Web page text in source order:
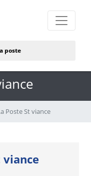
poste
Poste St viance
viance